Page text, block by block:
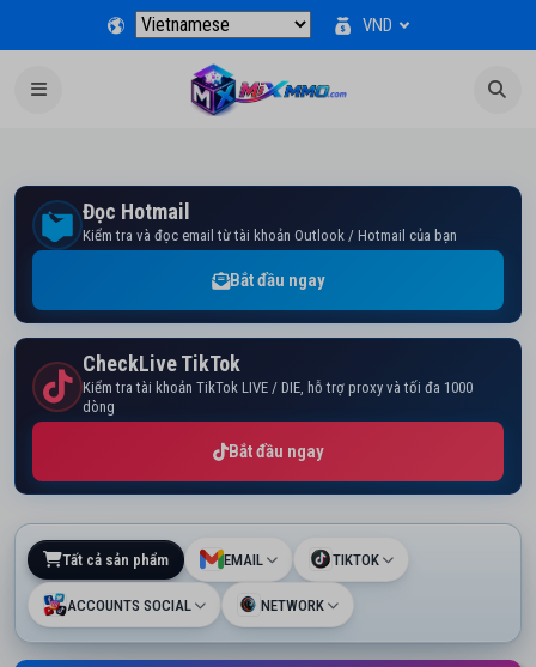
VND
Đọc Hotmail
Kiểm tra và đọc email từ tài khoản Outlook / Hotmail của bạn
Bắt đầu ngay
CheckLive TikTok
Kiểm tra tài khoản TikTok LIVE / DIE, hỗ trợ proxy và tối đa 1000
dòng
Bắt đầu ngay
Tất cả sản phẩm EMAIL TIKTOK
ACCOUNTS SOCIAL NETWORK